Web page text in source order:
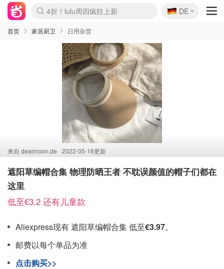
Boticinal 夏促开抢！
4折！lulu周四疯狂上新
还没结束！&OtherStories大促
Joybuy变相75折 随时失效
速领！Stanley独家85折
疑似霸哥！Camper额外叠85折
Zalando 奥莱闪促！每日更新
Moncler反季囤！5折起+叠9折
Coach Brooklyn仅€192
🇩🇪
DE
首页 家居厨卫 日用杂货
来自 dealmoon.de 2022-05-16更新
遮阳草编帽合集 物理防晒王者 不耽误颜值的帽子们都在
这里
低至€3.2 还有儿童款
Aliexpress现有 遮阳草编帽合集 低至€3.97。
邮费以每个单品为准
点击购买>>